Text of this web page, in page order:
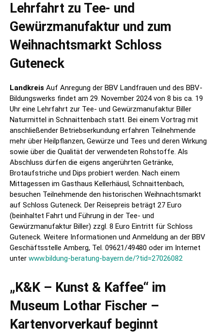
Lehrfahrt zu Tee- und
Gewürzmanufaktur und zum
Weihnachtsmarkt Schloss
Guteneck
Landkreis Auf Anregung der BBV Landfrauen und des BBV-
Bildungswerks findet am 29. November 2024 von 8 bis ca. 19
Uhr eine Lehrfahrt zur Tee- und Gewürzmanufaktur Biller
Naturmittel in Schnaittenbach statt. Bei einem Vortrag mit
anschließender Betriebserkundung erfahren Teilnehmende
mehr über Heilpflanzen, Gewürze und Tees und deren Wirkung
sowie über die Qualität der verwendeten Rohstoffe. Als
Abschluss dürfen die eigens angerührten Getränke,
Brotaufstriche und Dips probiert werden. Nach einem
Mittagessen im Gasthaus Kellerhäusl, Schnaittenbach,
besuchen Teilnehmende den historischen Weihnachtsmarkt
auf Schloss Guteneck. Der Reisepreis beträgt 27 Euro
(beinhaltet Fahrt und Führung in der Tee- und
Gewürzmanufaktur Biller) zzgl. 8 Euro Eintritt für Schloss
Guteneck. Weitere Informationen und Anmeldung an der BBV
Geschäftsstelle Amberg, Tel. 09621/49480 oder im Internet
unter www.bildung-beratung-bayern.de/?tid=27026082
„K&K – Kunst & Kaffee“ im
Museum Lothar Fischer –
Kartenvorverkauf beginnt